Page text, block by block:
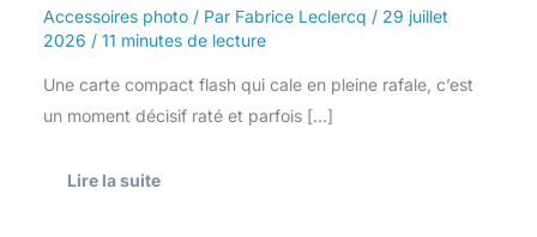
Accessoires photo/ Par Fabrice Leclercq / 29 juillet
2026 / 11 minutes de lecture
Une carte compact flash qui cale en pleine rafale, c’est
un moment décisif raté et parfois […]
Lire la suite